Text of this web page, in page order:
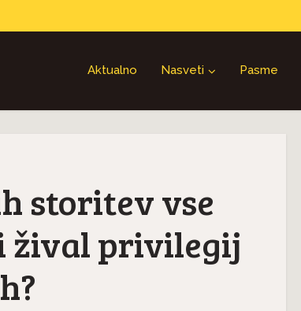
Aktualno Nasveti Pasme
storitev vse
žival privilegij